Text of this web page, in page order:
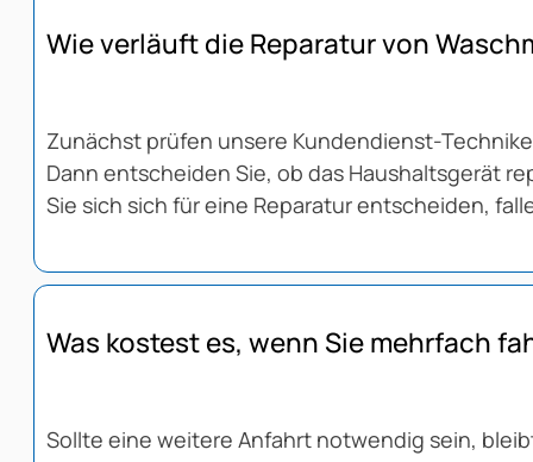
Wie verläuft die Reparatur von
Zunächst prüfen unsere Kundendienst-
Dann entscheiden Sie, ob das Haushaltsgerät
Sie sich sich für eine Reparatur entscheiden,
Was kostest es, wenn Sie mehrfach
Sollte eine weitere Anfahrt notwendig sein,